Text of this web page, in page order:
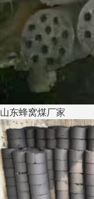
山东蜂窝煤厂家